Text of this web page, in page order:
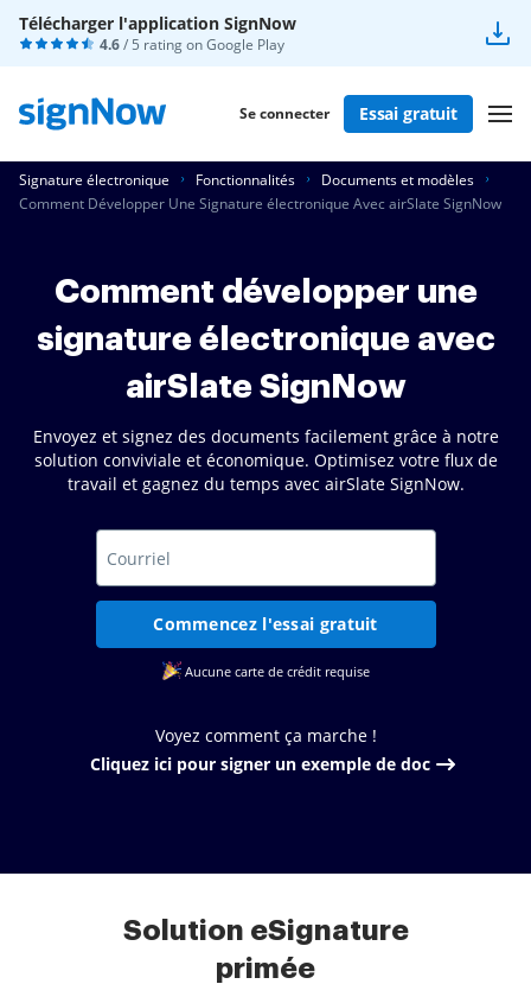
Télécharger l'application SignNow
4.6/ 5 rating onGoogle Play
Se connecter Essai gratuit
Signature électronique Fonctionnalités
Documents et modèles
Comment Développer Une Signature électronique Avec airSlate SignNow
Comment développer une
signature électronique avec
airSlate SignNow
Envoyez et signez des documents facilement grâce à notre
solution conviviale et économique. Optimisez votre flux de
travail et gagnez du temps avec airSlate SignNow.
Commencez l'essai gratuit
Aucune carte de crédit requise
Voyez comment ça marche !
Cliquez ici pour signer un exemple de doc
Solution eSignature
primée